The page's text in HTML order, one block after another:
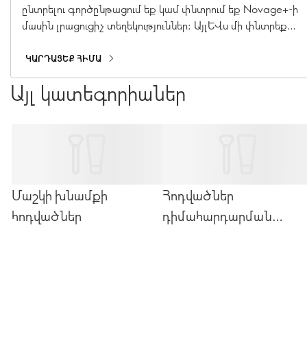
ընտրելու գործընթացում եք կամ փնտրում եք Novage+-ի
մասին լրացուցիչ տեղեկություններ: Այլևս մի փնտրեք:
իրականացման և պրեմիում մաշկի խնամքի փորձագետ
Քերոլին Չարպանտիերը պատասխանել է Novage+-ի ձեր
ամենահրատապ հարցերին:
ԿԱՐԴԱՑԵՔ ՀԻՄԱ
Այլ կատեգորիաներ
Մաշկի խնամքի
հոդվածներ
Հոդվածներ
դիմահարդարման